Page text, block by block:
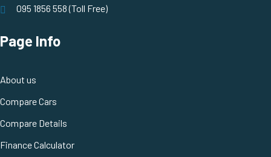
095 1856 558 (Toll Free)
Page Info
About us
Compare Cars
Compare Details
Finance Calculator